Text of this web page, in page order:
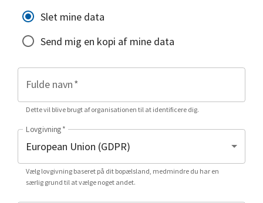
Slet mine data
Send mig en kopi af mine data
Fulde navn*
Dette vil blive brugt af organisationen til at identificere dig.
Lovgivning*
Vælg lovgivning baseret på dit bopælsland, medmindre du har en
særlig grund til at vælge noget andet.